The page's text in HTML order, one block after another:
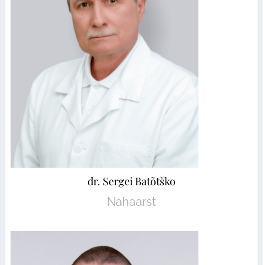
dr. Sergei Batõtško
Nahaarst